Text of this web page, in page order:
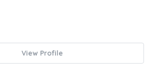
View Profile